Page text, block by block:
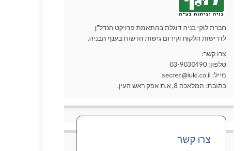
חברת לוקי בניה דוגלת בהתאמת פרויקט הנדל"ן
לדרישות הלקוח וקידום גישות חדשות בענף הבניה.
צרו קשר:
טלפון: 03-9030490
מייל: secret@luki.co.il
כתובת: המלאכה 8, א.ת אפק ראש העין.
צרו קשר